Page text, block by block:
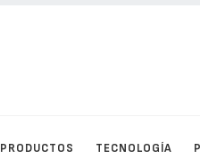
PRODUCTOS TECNOLOGÍA